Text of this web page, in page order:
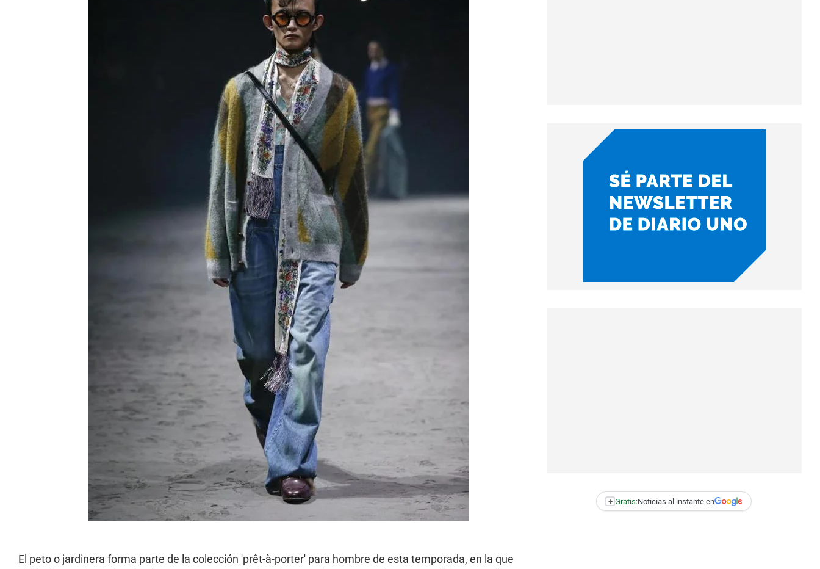
El peto o jardinera forma parte de la colección 'prêt-à-porter' para hombre de esta temporada, en la que
+ Gratis:Noticias al instante en